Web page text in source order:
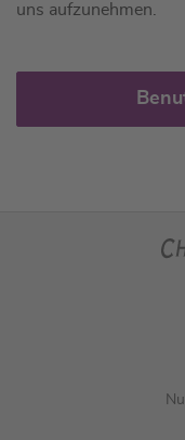
uns aufzunehmen.